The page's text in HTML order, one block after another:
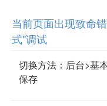
当前页面出现致命
式"调试
切换方法：后台>基
保存